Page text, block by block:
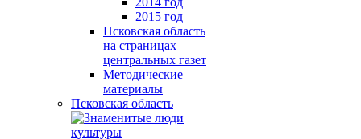
2015 год
Псковская область
на страницах
центральных газет
Методические
материалы
Псковская область